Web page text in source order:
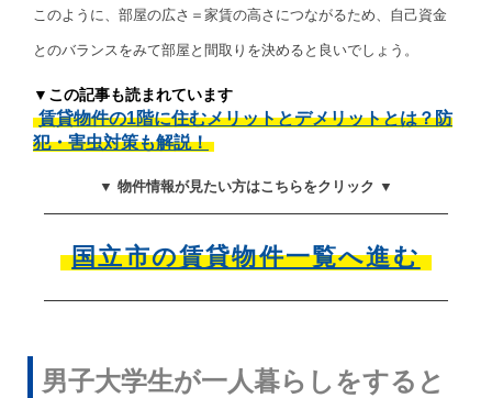
このように、部屋の広さ＝家賃の高さにつながるため、自己資金
とのバランスをみて部屋と間取りを決めると良いでしょう。
▼この記事も読まれています
賃貸物件の1階に住むメリットとデメリットとは？防
犯・害虫対策も解説！
▼ 物件情報が見たい方はこちらをクリック ▼
国立市の賃貸物件一覧へ進む
男子大学生が一人暮らしをすると